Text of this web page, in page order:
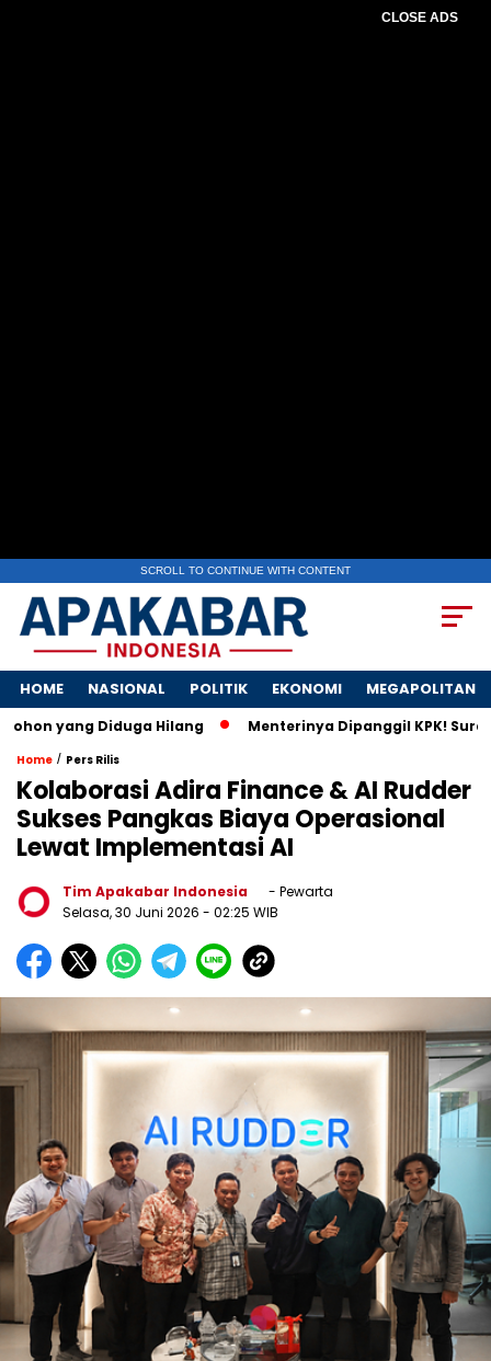
CLOSE ADS
SCROLL TO CONTINUE WITH CONTENT
HOME NASIONAL POLITIK EKONOMI MEGAPOLITAN
Diduga Hilang Menterinya Dipanggil KPK! Surat Istri
Home / Pers Rilis
Kolaborasi Adira Finance & AI Rudder
Sukses Pangkas Biaya Operasional
Lewat Implementasi AI
Tim Apakabar Indonesia
- Pewarta
Selasa, 30 Juni 2026 - 02:25 WIB